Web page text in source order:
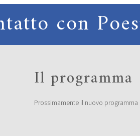
con
Il programma
Prossimamente il nuovo programma